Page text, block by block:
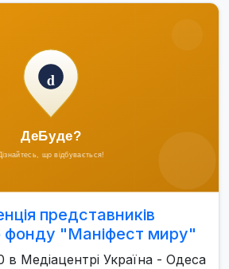
представників
фонду "Маніфест миру"
в Медіацентрі Україна - Одеса